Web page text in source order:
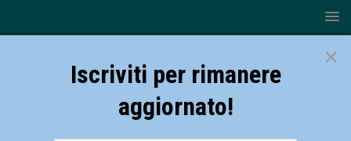
×
Iscriviti per rimanere
aggiornato!